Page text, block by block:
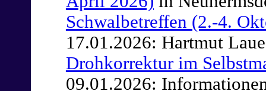
Schwalbetreffen (2.-4.
17.01.2026: Hartmut
Drohkorrektur im
09.01.2026: